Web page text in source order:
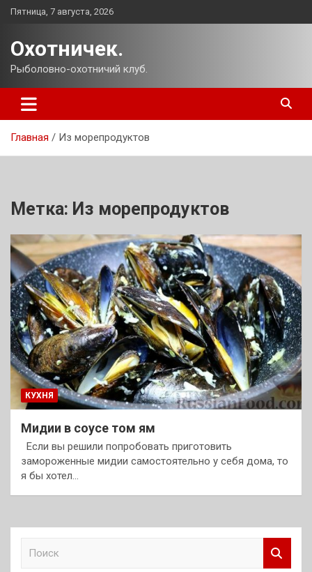
Перейти
Пятница, 7 августа, 2026
Охотничек.
Рыболовно-охотничий клуб.
Главная Из морепродуктов
Метка: Из морепродуктов
КУХНЯ
Мидии в соусе том ям
Если вы решили попробовать приготовить
замороженные мидии самостоятельно у себя дома, то
я бы хотел…